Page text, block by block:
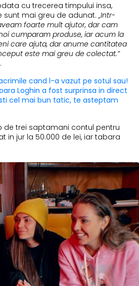
cu trecerea timpului insa,
sunt mai greu de adunat.„Intr-
foarte mult ajutor, dar cam
cumparam produse, iar acum la
care ajuta, dar anume cantitatea
este mai greu de colectat.”
cand l-a vazut pe sotul sau!
Loghin a fost surprinsa in direct
cel mai bun tatic, te asteptam
de trei saptamani contul pentru
in jur la 50.000 de lei, iar tabara